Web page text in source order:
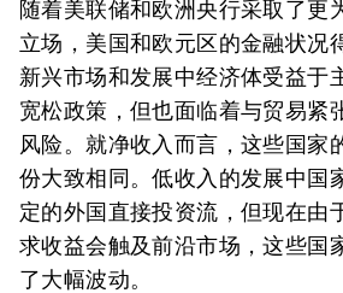
随着美联储和欧洲央行采取了更
立场，美国和欧元区的金融状况
新兴市场和发展中经济体受益于
宽松政策，但也面临着与贸易紧
风险。就净收入而言，这些国家
份大致相同。低收入的发展中国
定的外国直接投资流，但现在由
求收益会触及前沿市场，这些国
了大幅波动。